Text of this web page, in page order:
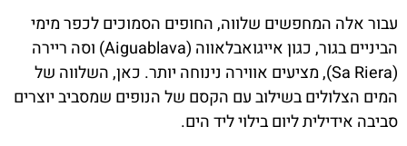
עבור אלה המחפשים שלווה, החופים הסמוכים לכפר מימי
הביניים בגור, כגון אייגואבלאווה (Aiguablava) וסה ריירה
(Sa Riera), מציעים אווירה נינוחה יותר. כאן, השלווה של
המים הצלולים בשילוב עם הקסם של הנופים שמסביב יוצרים
סביבה אידילית ליום בילוי ליד הים.